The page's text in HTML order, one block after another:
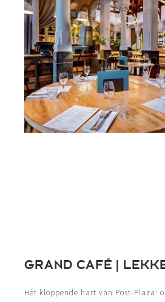
GRAND CAFÉ |
Hét kloppende hart van Post-Plaza: